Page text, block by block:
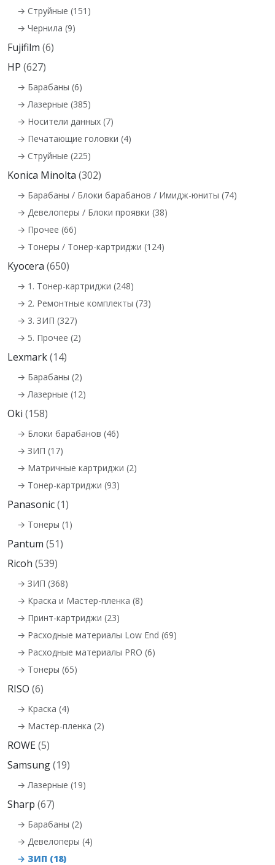
→ Струйные (151)
→ Чернила (9)
Fujifilm (6)
HP (627)
→ Барабаны (6)
→ Лазерные (385)
→ Носители данных (7)
→ Печатающие головки (4)
→ Струйные (225)
Konica Minolta (302)
→ Барабаны / Блоки барабанов / Имидж-юниты (74)
→ Девелоперы / Блоки проявки (38)
→ Прочее (66)
→ Тонеры / Тонер-картриджи (124)
Kyocera (650)
→ 1. Тонер-картриджи (248)
→ 2. Ремонтные комплекты (73)
→ 3. ЗИП (327)
→ 5. Прочее (2)
Lexmark(14)
→ Барабаны (2)
→ Лазерные (12)
Oki (158)
→ Блоки барабанов (46)
→ ЗИП (17)
→ Матричные картриджи (2)
→ Тонер-картриджи (93)
Panasonic(1)
→ Тонеры (1)
Pantum (51)
Ricoh (539)
→ ЗИП (368)
→ Краска и Мастер-пленка (8)
→ Принт-картриджи (23)
→ Расходные материалы Low End (69)
→ Расходные материалы PRO (6)
→ Тонеры (65)
RISO (6)
→ Краска (4)
→ Мастер-пленка (2)
ROWE(5)
Samsung(19)
→ Лазерные (19)
Sharp (67)
→ Барабаны (2)
→ Девелоперы (4)
→ ЗИП (18)